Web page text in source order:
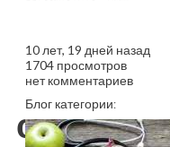
10 лет, 19 дней назад
1704 просмотров
нет комментариев
Блог категории:
сердце